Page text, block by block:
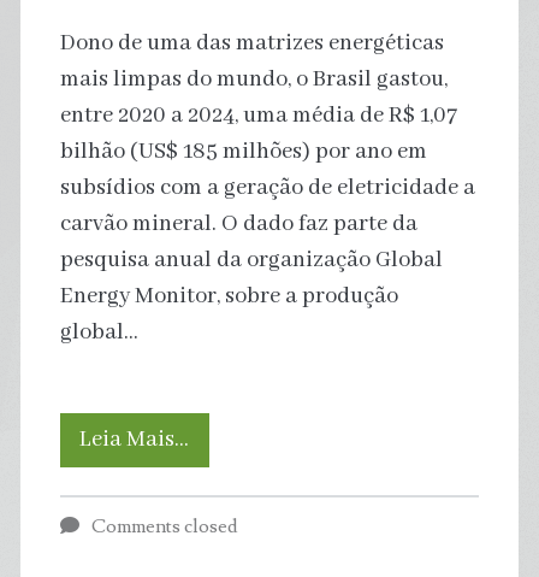
Dono de uma das matrizes energéticas
mais limpas do mundo, o Brasil gastou,
entre 2020 a 2024, uma média de R$ 1,07
bilhão (US$ 185 milhões) por ano em
subsídios com a geração de eletricidade a
carvão mineral. O dado faz parte da
pesquisa anual da organização Global
Energy Monitor, sobre a produção
global…
Leia Mais…
gastou
Comments closed